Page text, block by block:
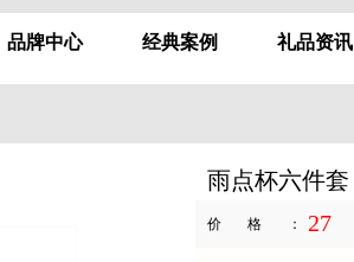
品牌中心 经典案例 礼品资讯
雨点杯六件套
价格： 27